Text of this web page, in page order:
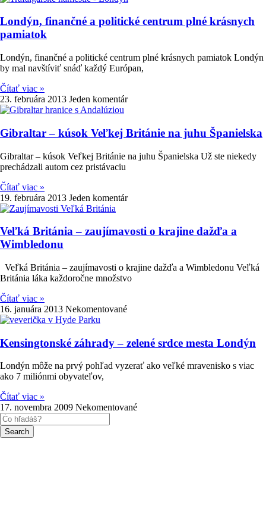
Londýn, finančné a politické centrum plné krásnych
pamiatok
Londýn, finančné a politické centrum plné krásnych pamiatok Londýn
by mal navštíviť snáď každý Európan,
Čítať viac »
23. februára 2013 Jeden komentár
Gibraltar – kúsok Veľkej Británie na juhu Španielska
Gibraltar – kúsok Veľkej Británie na juhu Španielska Už ste niekedy
prechádzali autom cez pristávaciu
Čítať viac »
19. februára 2013 Jeden komentár
Veľká Británia – zaujímavosti o krajine dažďa a
Wimbledonu
Veľká Británia – zaujímavosti o krajine dažďa a Wimbledonu Veľká
Británia láka každoročne množstvo
Čítať viac »
16. januára 2013 Nekomentované
Kensingtonské záhrady – zelené srdce mesta Londýn
Londýn môže na prvý pohľad vyzerať ako veľké mravenisko s viac
ako 7 miliónmi obyvateľov,
Čítať viac »
17. novembra 2009 Nekomentované
Search